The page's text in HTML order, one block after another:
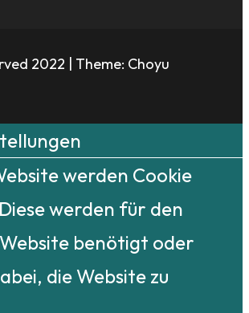
2022 | Theme: Choyu
werden Cookie
werden für den
benötigt oder
die Website zu